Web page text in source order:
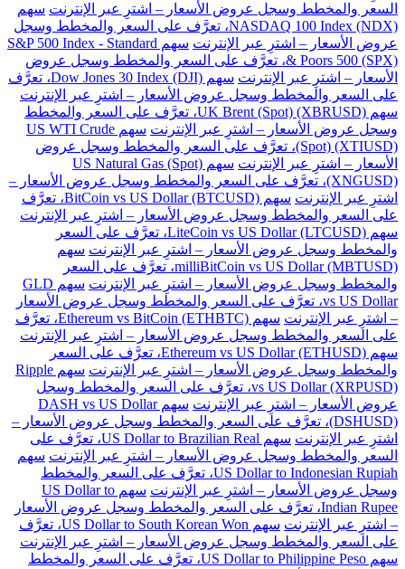
السعر والمخطط وسجل عروض الأسعار – اشترِ عبر الإنترنت سهم
NASDAQ 100 Index (NDX)، تعرَّف على السعر والمخطط وسجل
عروض الأسعار – اشترِ عبر الإنترنت
سهم S&P 500 Index - Standard
& Poors 500 (SPX)، تعرَّف على السعر والمخطط وسجل عروض
الأسعار – اشترِ عبر الإنترنت
سهم Dow Jones 30 Index (DJI)، تعرَّف
على السعر والمخطط وسجل عروض الأسعار – اشترِ عبر الإنترنت
سهم UK Brent (Spot) (XBRUSD)، تعرَّف على السعر والمخطط
وسجل عروض الأسعار – اشترِ عبر الإنترنت
سهم US WTI Crude
(Spot) (XTIUSD)، تعرَّف على السعر والمخطط وسجل عروض
الأسعار – اشترِ عبر الإنترنت
سهم US Natural Gas (Spot)
(XNGUSD)، تعرَّف على السعر والمخطط وسجل عروض الأسعار –
اشترِ عبر الإنترنت
سهم BitCoin vs US Dollar (BTCUSD)، تعرَّف
على السعر والمخطط وسجل عروض الأسعار – اشترِ عبر الإنترنت
سهم LiteCoin vs US Dollar (LTCUSD)، تعرَّف على السعر
والمخطط وسجل عروض الأسعار – اشترِ عبر الإنترنت سهم
milliBitCoin vs US Dollar (MBTUSD)، تعرَّف على السعر
والمخطط وسجل عروض الأسعار – اشترِ عبر الإنترنت
سهم GLD
vs US Dollar، تعرَّف على السعر والمخطط وسجل عروض الأسعار
– اشترِ عبر الإنترنت
سهم Ethereum vs BitCoin (ETHBTC)، تعرَّف
على السعر والمخطط وسجل عروض الأسعار – اشترِ عبر الإنترنت
سهم Ethereum vs US Dollar (ETHUSD)، تعرَّف على السعر
والمخطط وسجل عروض الأسعار – اشترِ عبر الإنترنت
سهم Ripple
vs US Dollar (XRPUSD)، تعرَّف على السعر والمخطط وسجل
عروض الأسعار – اشترِ عبر الإنترنت
سهم DASH vs US Dollar
(DSHUSD)، تعرَّف على السعر والمخطط وسجل عروض الأسعار –
اشترِ عبر الإنترنت
سهم US Dollar to Brazilian Real، تعرَّف على
السعر والمخطط وسجل عروض الأسعار – اشترِ عبر الإنترنت سهم
US Dollar to Indonesian Rupiah، تعرَّف على السعر والمخطط
وسجل عروض الأسعار – اشترِ عبر الإنترنت
سهم US Dollar to
Indian Rupee، تعرَّف على السعر والمخطط وسجل عروض الأسعار
– اشترِ عبر الإنترنت
سهم US Dollar to South Korean Won، تعرَّف
على السعر والمخطط وسجل عروض الأسعار – اشترِ عبر الإنترنت
سهم US Dollar to Philippine Peso، تعرَّف على السعر والمخطط